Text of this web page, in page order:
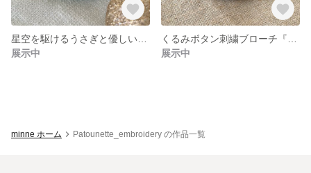
展示中
展示中
minne ホーム Patounette_embroidery の作品一覧